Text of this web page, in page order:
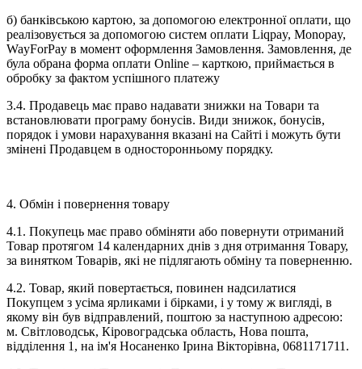
б) банківською картою, за допомогою електронної оплати, що
реалізовується за допомогою систем оплати Liqpay, Monopay,
WayForPay в момент оформлення Замовлення. Замовлення, де
була обрана форма оплати Online – карткою, приймається в
обробку за фактом успішного платежу
3.4. Продавець має право надавати знижки на Товари та
встановлювати програму бонусів. Види знижок, бонусів,
порядок і умови нарахування вказані на Сайті і можуть бути
змінені Продавцем в односторонньому порядку.
4. Обмін і повернення товару
4.1. Покупець має право обміняти або повернути отриманий
Товар протягом 14 календарних днів з дня отримання Товару,
за винятком Товарів, які не підлягають обміну та поверненню.
4.2. Товар, який повертається, повинен надсилатися
Покупцем з усіма ярликами і бірками, і у тому ж вигляді, в
якому він був відправлений, поштою за наступною адресою:
м. Світловодськ, Кіровоградська область, Нова пошта,
відділення 1, на ім'я Носаненко Ірина Вікторівна, 0681171711.